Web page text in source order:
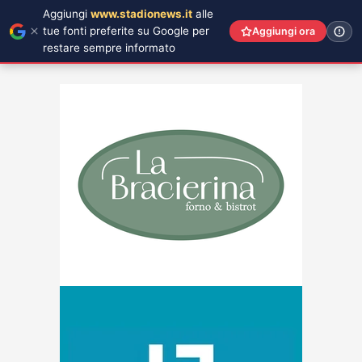
Aggiungi www.stadionews.it alle
tue fonti preferite su Google per
restare sempre informato
Aggiungi ora